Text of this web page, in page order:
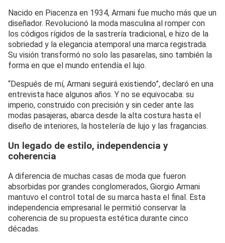
Nacido en Piacenza en 1934, Armani fue mucho más que un
diseñador. Revolucionó la moda masculina al romper con
los códigos rígidos de la sastrería tradicional, e hizo de la
sobriedad y la elegancia atemporal una marca registrada.
Su visión transformó no solo las pasarelas, sino también la
forma en que el mundo entendía el lujo.
“Después de mí, Armani seguirá existiendo”, declaró en una
entrevista hace algunos años. Y no se equivocaba: su
imperio, construido con precisión y sin ceder ante las
modas pasajeras, abarca desde la alta costura hasta el
diseño de interiores, la hostelería de lujo y las fragancias.
Un legado de estilo, independencia y
coherencia
A diferencia de muchas casas de moda que fueron
absorbidas por grandes conglomerados, Giorgio Armani
mantuvo el control total de su marca hasta el final. Esta
independencia empresarial le permitió conservar la
coherencia de su propuesta estética durante cinco
décadas.